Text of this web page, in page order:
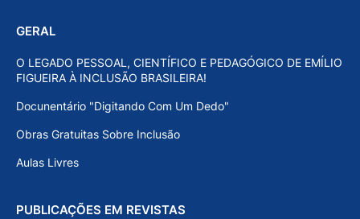
GERAL
O LEGADO PESSOAL, CIENTÍFICO E PEDAGÓGICO DE EMÍLIO
FIGUEIRA À INCLUSÃO BRASILEIRA!
Docunentário "Digitando Com Um Dedo"
Obras Gratuitas Sobre Inclusão
Aulas Livres
PUBLICAÇÕES EM REVISTAS